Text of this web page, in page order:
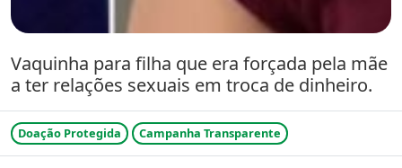
Vaquinha para filha que era forçada pela mãe
a ter relações sexuais em troca de dinheiro.
Doação Protegida Campanha Transparente